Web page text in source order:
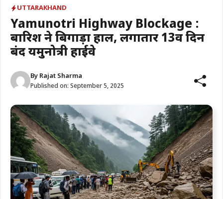
UTTARAKHAND
Yamunotri Highway Blockage :
बारिश ने बिगाड़ा हाल, लगातार 13वें दिन
बंद यमुनोत्री हाईवे
By Rajat Sharma
Published on: September 5, 2025